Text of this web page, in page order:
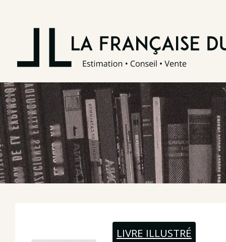
LIVRE ILLUSTRÉ